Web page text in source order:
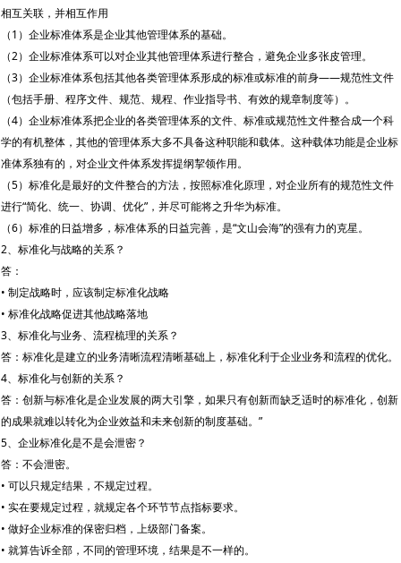
相互关联，并相互作用
（1）企业标准体系是企业其他管理体系的基础。
（2）企业标准体系可以对企业其他管理体系进行整合，避免企业多张皮管理。
（3）企业标准体系包括其他各类管理体系形成的标准或标准的前身——规范性文件
（包括手册、程序文件、规范、规程、作业指导书、有效的规章制度等）。
（4）企业标准体系把企业的各类管理体系的文件、标准或规范性文件整合成一个科
学的有机整体，其他的管理体系大多不具备这种职能和载体。这种载体功能是企业标
准体系独有的，对企业文件体系发挥提纲挈领作用。
（5）标准化是最好的文件整合的方法，按照标准化原理，对企业所有的规范性文件
进行“简化、统一、协调、优化”，并尽可能将之升华为标准。
（6）标准的日益增多，标准体系的日益完善，是“文山会海”的强有力的克星。
2、标准化与战略的关系？
答：
• 制定战略时，应该制定标准化战略
• 标准化战略促进其他战略落地
3、标准化与业务、流程梳理的关系？
答：标准化是建立的业务清晰流程清晰基础上，标准化利于企业业务和流程的优化。
4、标准化与创新的关系？
答：创新与标准化是企业发展的两大引擎，如果只有创新而缺乏适时的标准化，创新
的成果就难以转化为企业效益和未来创新的制度基础。”
5、企业标准化是不是会泄密？
答：不会泄密。
• 可以只规定结果，不规定过程。
• 实在要规定过程，就规定各个环节节点指标要求。
• 做好企业标准的保密归档，上级部门备案。
• 就算告诉全部，不同的管理环境，结果是不一样的。